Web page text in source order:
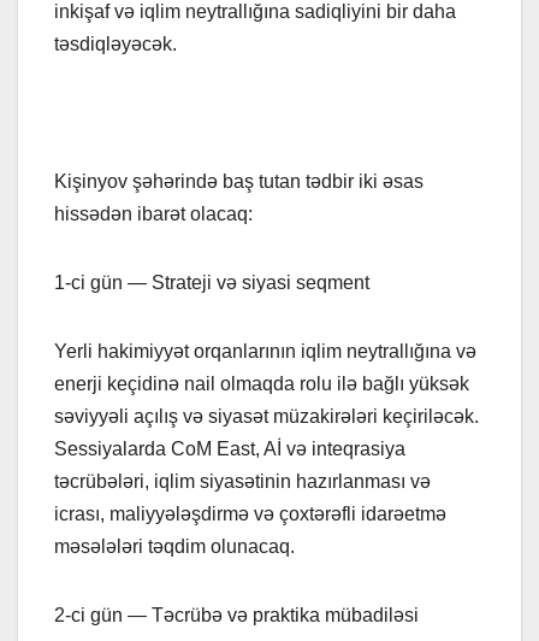
inkişaf və iqlim neytrallığına sadiqliyini bir daha
təsdiqləyəcək.
Kişinyov şəhərində baş tutan tədbir iki əsas
hissədən ibarət olacaq:
1-ci gün — Strateji və siyasi seqment
Yerli hakimiyyət orqanlarının iqlim neytrallığına və
enerji keçidinə nail olmaqda rolu ilə bağlı yüksək
səviyyəli açılış və siyasət müzakirələri keçiriləcək.
Sessiyalarda CoM East, Aİ və inteqrasiya
təcrübələri, iqlim siyasətinin hazırlanması və
icrası, maliyyələşdirmə və çoxtərəfli idarəetmə
məsələləri təqdim olunacaq.
2-ci gün — Təcrübə və praktika mübadiləsi